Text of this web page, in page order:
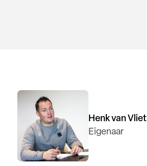
Henk van Vliet
Eigenaar